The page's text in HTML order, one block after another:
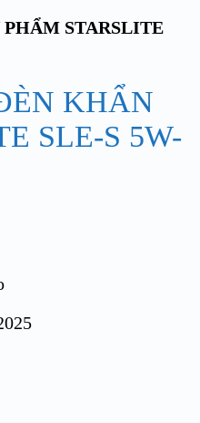
STARSLITE
KHẨN
SLE-S 5W-